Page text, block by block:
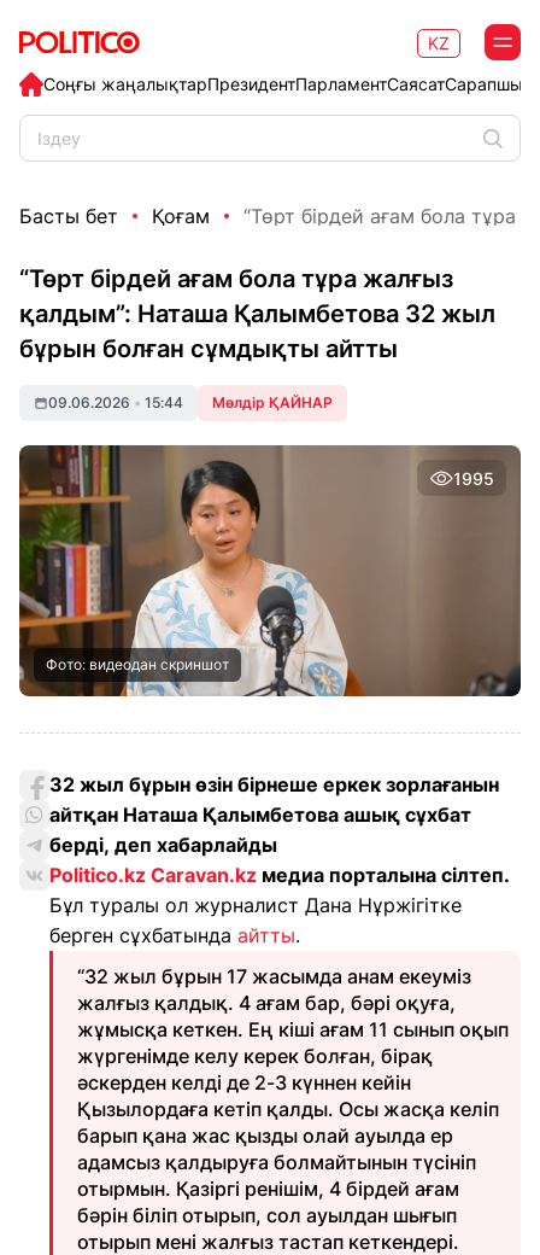
Соңғы жаңалықтарПрезидентПарламентСаясат
KZ
Басты бет Қоғам “Төрт бірдей ағам бола тұра
“Төрт бірдей ағам бола тұра жалғыз
қалдым”: Наташа Қалымбетова 32 жыл
бұрын болған сұмдықты айтты
09.06.2026 • 15:44 Мөлдір ҚАЙНАР
1995
Фото: видеодан скриншот
32 жыл бұрын өзін бірнеше еркек зорлағанын
айтқан Наташа Қалымбетова ашық сұхбат
берді, деп хабарлайды
Politico.kz Caravan.kz медиа порталына сілтеп.
Бұл туралы ол журналист Дана Нұржігітке
берген сұхбатында айтты.
“32 жыл бұрын 17 жасымда анам екеуміз
жалғыз қалдық. 4 ағам бар, бәрі оқуға,
жұмысқа кеткен. Ең кіші ағам 11 сынып оқып
жүргенімде келу керек болған, бірақ
әскерден келді де 2-3 күннен кейін
Қызылордаға кетіп қалды. Осы жасқа келіп
барып қана жас қызды олай ауылда ер
адамсыз қалдыруға болмайтынын түсініп
отырмын. Қазіргі ренішім, 4 бірдей ағам
бәрін біліп отырып, сол ауылдан шығып
отырып мені жалғыз тастап кеткендері.